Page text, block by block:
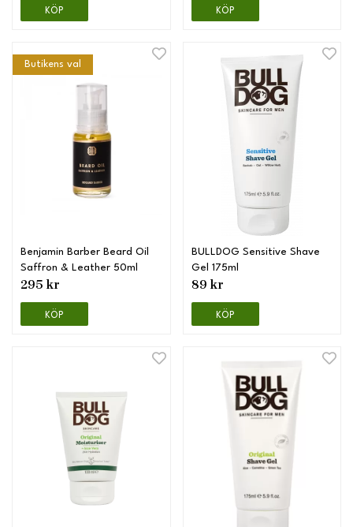
KÖP KÖP
Butikens val
Benjamin Barber Beard Oil
Saffron & Leather 50ml
295 kr
KÖP
BULLDOG Sensitive Shave
Gel 175ml
89 kr
KÖP